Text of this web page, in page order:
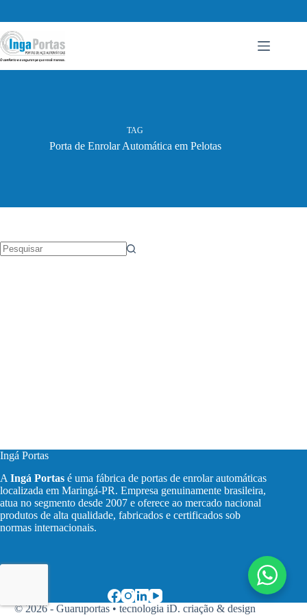
conteúdo
TAG
Porta de Enrolar Automática em Pelotas
Ingá Portas
A Ingá Portas é uma fábrica de portas de enrolar automáticas
localizada em Maringá-PR. Empresa genuinamente brasileira,
atua no segmento desde 2007 e oferece ao mercado nacional
produtos de alta qualidade, fabricados e certificados sob
normas internacionais.
© 2026 - Guaruportas •tecnologia iD. criação & design